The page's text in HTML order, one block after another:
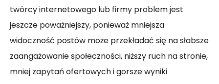
twórcy internetowego lub firmy problem jest
jeszcze poważniejszy, ponieważ mniejsza
widoczność postów może przekładać się na słabsze
zaangażowanie społeczności, niższy ruch na stronie,
mniej zapytań ofertowych i gorsze wyniki